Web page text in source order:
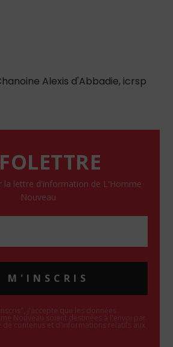
Alexis d'Abbadie, icrsp
la lettre d'information de L'Homme
Nouveau
M'INSCRIS
j'accepte que les données
Nouveau soient destinées à l'envoi par
de contenus et d'informations relatifs aux